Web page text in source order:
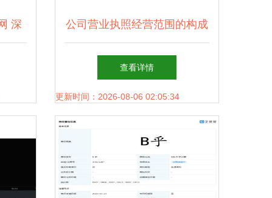
深
赋
公司营业执照经营范围的构成
要素 计算机软硬件技术开发
详解
查看详情
更新时间：2026-08-06 02:05:34